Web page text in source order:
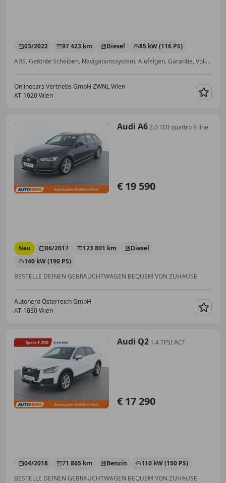
03/2022 97 423 km Diesel
85 kW (116 PS)
ABS, Getönte Scheiben, Navigationssystem, Alufelgen, Garantie, Volldigitales Kombiinstrument, Notrufsystem, Bluetooth
Onlinecars Vertriebs GmbH ZWNL Wien
AT-1020 Wien
Audi A62.0 TDI quattro S line
€ 19 590
Neu 06/2017 123 801 km
Diesel
140 kW (190 PS)
BESTELLE DEINEN GEBRAUCHTWAGEN BEQUEM VON ZUHAUSE
Autohero Österreich GmbH
AT-1030 Wien
Audi Q2 1.4 TFSI ACT
€ 17 290
04/2018 71 865 km Benzin
110 kW (150 PS)
BESTELLE DEINEN GEBRAUCHTWAGEN BEQUEM VON ZUHAUSE